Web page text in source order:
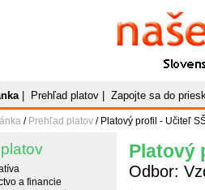
Naše
Slovenský
| Prehľad platov Zapojte sa do
/ Prehľad platov / Platový profil - Učiteľ
a financie
Platový
Odbor: